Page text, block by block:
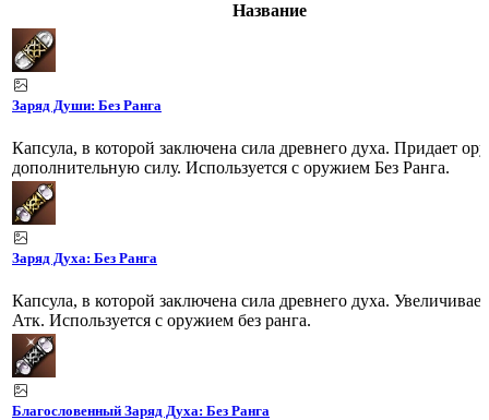
Название
Заряд Души: Без Ранга
Капсула, в которой заключена сила древнего духа. Придает
дополнительную силу. Используется с оружием Без Ранга.
Заряд Духа: Без Ранга
Капсула, в которой заключена сила древнего духа.
Атк. Используется с оружием без ранга.
Благословенный Заряд Духа: Без Ранга